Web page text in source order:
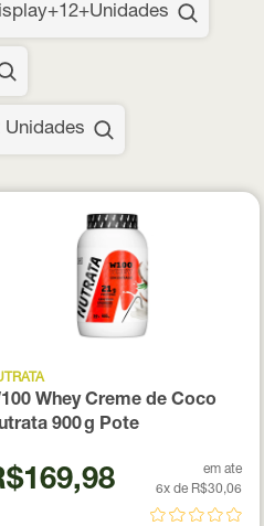
Unidades
Whey Creme de Coco
900 g Pote
em ate
6x de R$30,06